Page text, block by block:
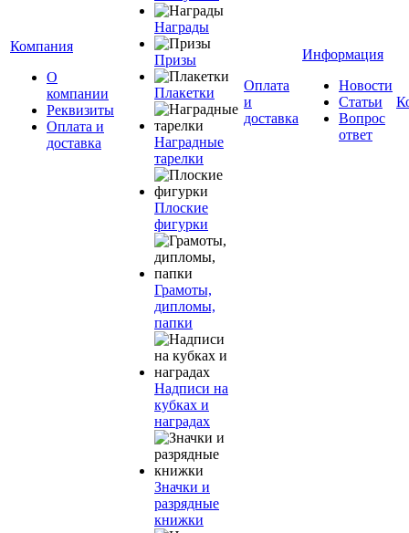
Компания
О
компании
Реквизиты
Оплата и
доставка
Награды
Призы
Плакетки
Наградные
тарелки
Плоские
фигурки
Грамоты,
дипломы,
папки
Надписи на
кубках и
наградах
Значки и
разрядные
книжки
Оплата
и
доставка
Информация
Новости
Статьи
Вопрос
ответ